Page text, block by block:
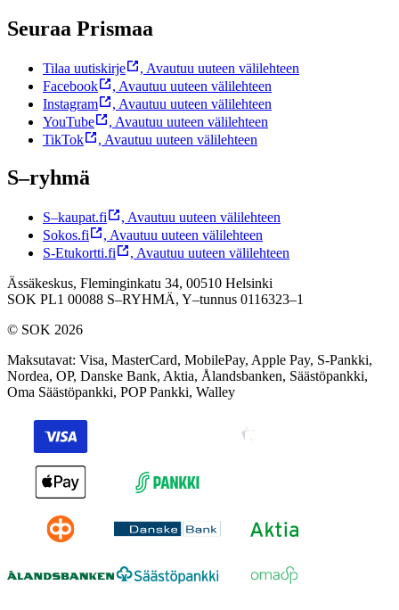
Seuraa Prismaa
Tilaa uutiskirje , Avautuu uuteen välilehteen
Facebook
, Avautuu uuteen välilehteen
Instagram
, Avautuu uuteen välilehteen
YouTube
, Avautuu uuteen välilehteen
TikTok
, Avautuu uuteen välilehteen
S–ryhmä
S–kaupat.fi , Avautuu uuteen välilehteen
Sokos.fi
, Avautuu uuteen välilehteen
S-Etukortti.fi
, Avautuu uuteen välilehteen
Ässäkeskus, Fleminginkatu 34, 00510 Helsinki
SOK PL1 00088 S–RYHMÄ, Y–tunnus 0116323–1
© SOK 2026
Maksutavat: Visa, MasterCard, MobilePay, Apple Pay, S-Pankki,
Nordea, OP, Danske Bank, Aktia, Ålandsbanken, Säästöpankki,
Oma Säästöpankki, POP Pankki, Walley